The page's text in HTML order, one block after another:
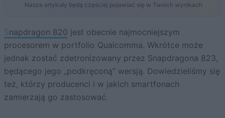
Nasze artykuły będą częściej pojawiać się w Twoich wynikach
Snapdragon 820 jest obecnie najmocniejszym
procesorem w portfolio Qualcomma. Wkrótce może
jednak zostać zdetronizowany przez Snapdragona 823,
będącego jego „podkręconą” wersją. Dowiedzieliśmy się
też, którzy producenci i w jakich smartfonach
zamierzają go zastosować.